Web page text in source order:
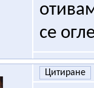
се
Цитиране